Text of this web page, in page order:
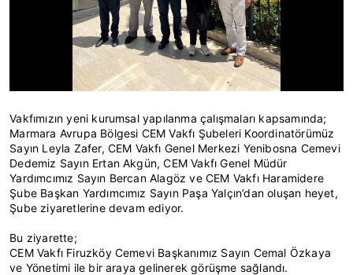
Vakfımızın yeni kurumsal yapılanma çalışmaları kapsamında;
Marmara Avrupa Bölgesi CEM Vakfı Şubeleri Koordinatörümüz
Sayın Leyla Zafer, CEM Vakfı Genel Merkezi Yenibosna Cemevi
Dedemiz Sayın Ertan Akgün, CEM Vakfı Genel Müdür
Yardımcımız Sayın Bercan Alagöz ve CEM Vakfı Haramidere
Şube Başkan Yardımcımız Sayın Paşa Yalçın’dan oluşan heyet,
Şube ziyaretlerine devam ediyor.
Bu ziyarette;
CEM Vakfı Firuzköy Cemevi Başkanımız Sayın Cemal Özkaya
ve Yönetimi ile bir araya gelinerek görüşme sağlandı.